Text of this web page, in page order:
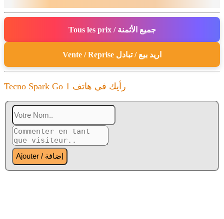
Tous les prix / جميع الأثمنة
Vente / Reprise اريد بيع / تبادل
Tecno Spark Go 1 رأيك في هاتف